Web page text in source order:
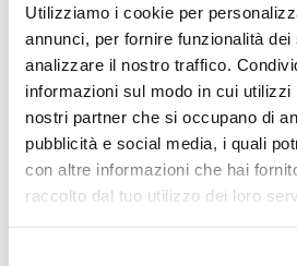
Utilizziamo i cookie per
annunci, per fornire funzionalità
analizzare il nostro traffico.
informazioni sul modo in cui
nostri partner che si occupano di
pubblicità e social media, i quali
con altre informazioni che hai
raccolto dal tuo utilizzo dei loro
Manuelles Ventil
rechts/links, Anschluss aus
und
Maximale
Maximaler
Weiter zum